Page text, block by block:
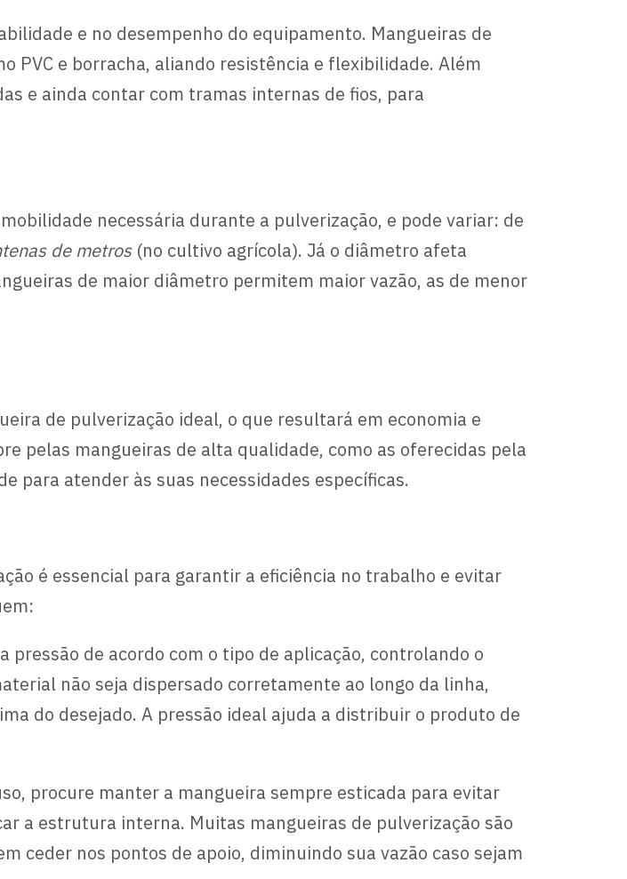
e no desempenho do equipamento. Mangueiras de
PVC e borracha, aliando resistência e flexibilidade. Além
e ainda contar com tramas internas de fios, para
necessária durante a pulverização, e pode variar: de
de metros(no cultivo agrícola). Já o diâmetro afeta
de maior diâmetro permitem maior vazão, as de menor
de pulverização ideal, o que resultará em economia e
pelas mangueiras de alta qualidade, como as oferecidas pela
para atender às suas necessidades específicas.
é essencial para garantir a eficiência no trabalho e evitar
pressão de acordo com o tipo de aplicação, controlando o
não seja dispersado corretamente ao longo da linha,
do desejado. A pressão ideal ajuda a distribuir o produto de
procure manter a mangueira sempre esticada para evitar
a estrutura interna. Muitas mangueiras de pulverização são
ceder nos pontos de apoio, diminuindo sua vazão caso sejam